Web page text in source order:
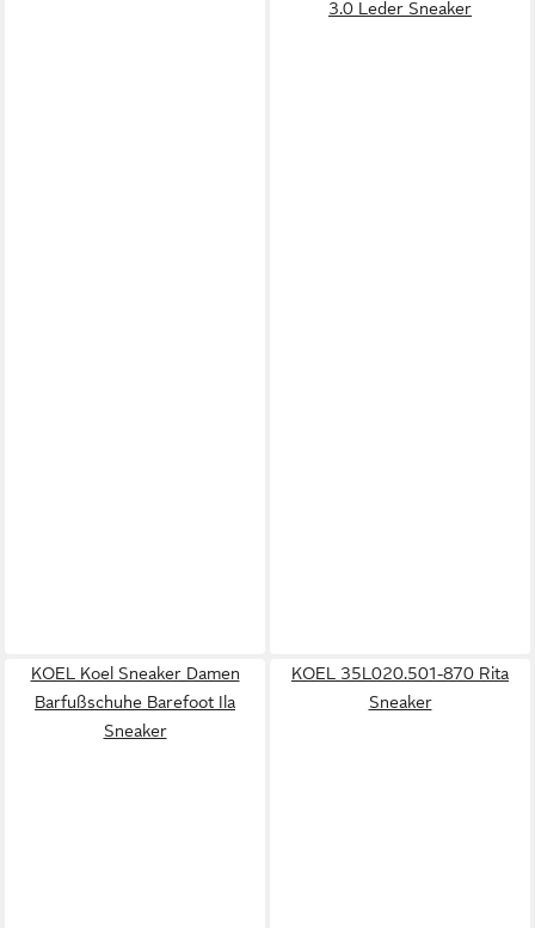
3.0 Leder Sneaker
KOEL Koel Sneaker Damen
Barfußschuhe Barefoot Ila
Sneaker
KOEL 35L020.501-870 Rita
Sneaker